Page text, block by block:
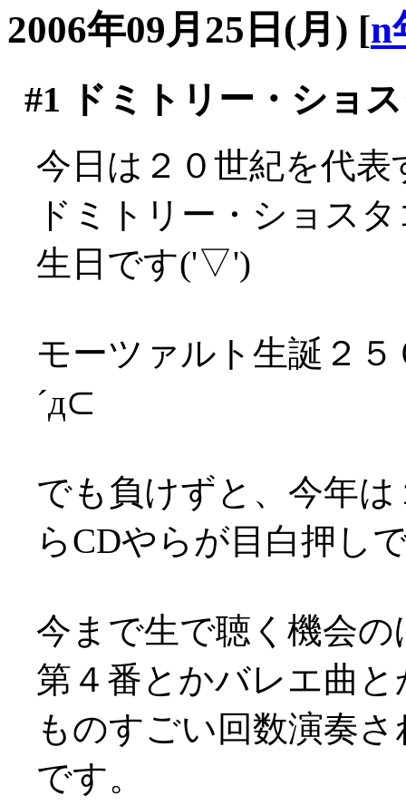
2006年09月25日(月) [n
#1 ドミトリー・ショ
今日は２０世紀を代
ドミトリー・ショス
生日です('▽')
モーツァルト生誕２
´д⊂
でも負けずと、今年
らCDやらが目白押し
今まで生で聴く機会
第４番とかバレエ曲
ものすごい回数演奏
です。